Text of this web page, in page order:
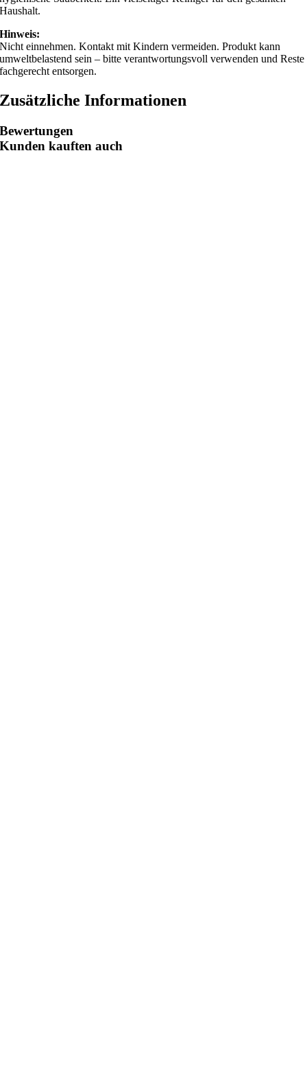
Haushalt.
Hinweis:
Nicht einnehmen. Kontakt mit Kindern vermeiden. Produkt kann
umweltbelastend sein – bitte verantwortungsvoll verwenden und Reste
fachgerecht entsorgen.
Zusätzliche Informationen
Bewertungen
Kunden kauften auch